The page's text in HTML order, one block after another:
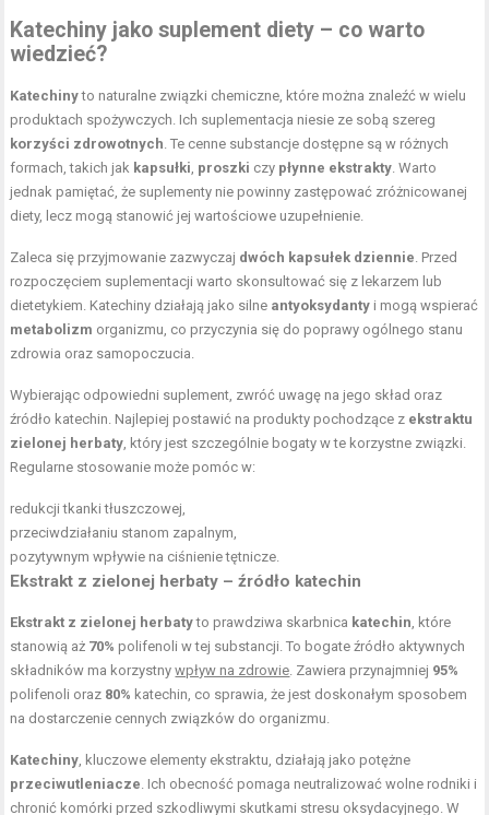
Katechiny jako suplement diety – co warto
wiedzieć?
Katechinyto naturalne związki chemiczne, które można znaleźć w wielu
produktach spożywczych. Ich suplementacja niesie ze sobą szereg
korzyści zdrowotnych. Te cenne substancje dostępne są w różnych
formach, takich jak kapsułki, proszki czy płynne ekstrakty. Warto
jednak pamiętać, że suplementy nie powinny zastępować zróżnicowanej
diety, lecz mogą stanowić jej wartościowe uzupełnienie.
Zaleca się przyjmowanie zazwyczaj dwóch kapsułek dziennie. Przed
rozpoczęciem suplementacji warto skonsultować się z lekarzem lub
dietetykiem. Katechiny działają jako silne antyoksydanty i mogą wspierać
metabolizm organizmu, co przyczynia się do poprawy ogólnego stanu
zdrowia oraz samopoczucia.
Wybierając odpowiedni suplement, zwróć uwagę na jego skład oraz
źródło katechin. Najlepiej postawić na produkty pochodzące z ekstraktu
zielonej herbaty, który jest szczególnie bogaty w te korzystne związki.
Regularne stosowanie może pomóc w:
redukcji tkanki tłuszczowej,
przeciwdziałaniu stanom zapalnym,
pozytywnym wpływie na ciśnienie tętnicze.
Ekstrakt z zielonej herbaty – źródło katechin
Ekstrakt z zielonej herbatyto prawdziwa skarbnica katechin, które
stanowią aż 70% polifenoli w tej substancji. To bogate źródło aktywnych
składników ma korzystnywpływ na zdrowie. Zawiera przynajmniej 95%
polifenoli oraz 80% katechin, co sprawia, że jest doskonałym sposobem
na dostarczenie cennych związków do organizmu.
Katechiny, kluczowe elementy ekstraktu, działają jako potężne
przeciwutleniacze. Ich obecność pomaga neutralizować wolne rodniki i
chronić komórki przed szkodliwymi skutkami stresu oksydacyjnego. W